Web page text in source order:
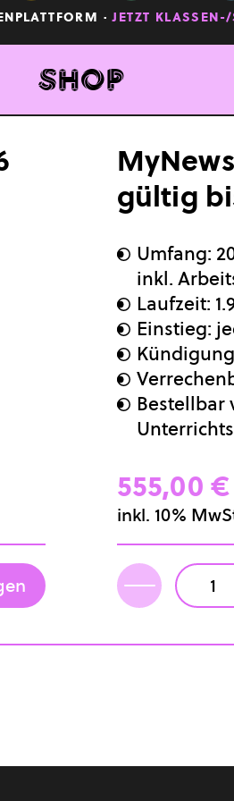
Menü
für Lehrkräfte
· JETZT KLASSEN-/
Shop
gültig
Umfang:
inkl.
Laufzeit:
Einstieg:
Bestellbar
555,00 €
inkl. 10%